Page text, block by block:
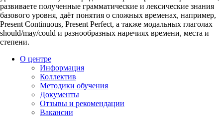
развиваете полученные грамматические и лексические знания
базового уровня, даёт понятия о сложных временах, например,
Present Continuous, Present Perfect, а также модальных глаголах
should/may/could и разнообразных наречиях времени, места и
степени.
О центре
Информация
Коллектив
Методики обучения
Документы
Отзывы и рекомендации
Вакансии